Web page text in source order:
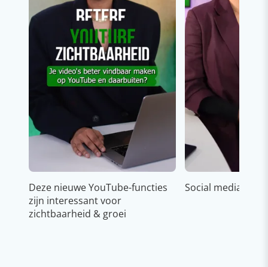
Deze nieuwe YouTube-functies
zijn interessant voor
zichtbaarheid & groei
Social media